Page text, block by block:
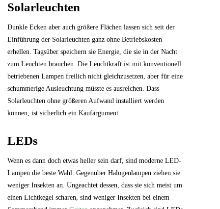
Solarleuchten
Dunkle Ecken aber auch größere Flächen lassen sich seit der
Einführung der Solarleuchten ganz ohne Betriebskosten
erhellen. Tagsüber speichern sie Energie, die sie in der Nacht
zum Leuchten brauchen. Die Leuchtkraft ist mit konventionell
betriebenen Lampen freilich nicht gleichzusetzen, aber für eine
schummerige Ausleuchtung müsste es ausreichen. Dass
Solarleuchten ohne größeren Aufwand installiert werden
können, ist sicherlich ein Kaufargument.
LEDs
Wenn es dann doch etwas heller sein darf, sind moderne LED-
Lampen die beste Wahl. Gegenüber Halogenlampen ziehen sie
weniger Insekten an. Ungeachtet dessen, dass sie sich meist um
einen Lichtkegel scharen, sind weniger Insekten bei einem